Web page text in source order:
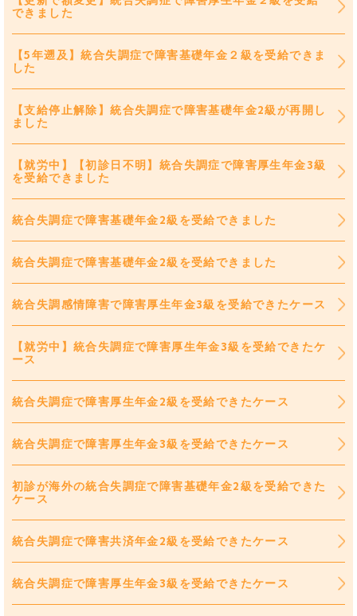
できました
【5年遡及】統合失調症で障害基礎年金２級を受給できま
した
【支給停止解除】統合失調症で障害基礎年金2級が再開し
ました
【就労中】【初診日不明】統合失調症で障害厚生年金3級
を受給できました
統合失調症で障害基礎年金2級を受給できました
統合失調症で障害基礎年金2級を受給できました
統合失調感情障害で障害厚生年金3級を受給できたケース
【就労中】統合失調症で障害厚生年金3級を受給できたケ
ース
統合失調症で障害厚生年金2級を受給できたケース
統合失調症で障害厚生年金3級を受給できたケース
初診が海外の統合失調症で障害基礎年金2級を受給できた
ケース
統合失調症で障害共済年金2級を受給できたケース
統合失調症で障害厚生年金3級を受給できたケース